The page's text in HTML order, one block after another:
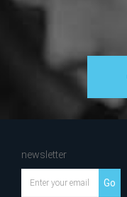
newsletter
Go